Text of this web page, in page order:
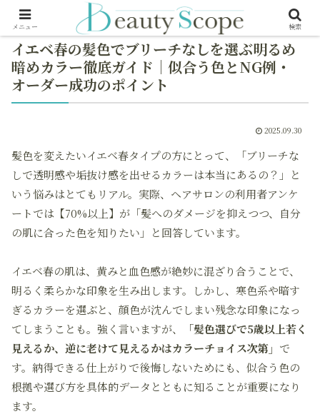
イエベ春の髪色でブリーチなしを選ぶ明るめ
暗めカラー徹底ガイド｜似合う色とNG例・
オーダー成功のポイント
2025.09.30
髪色を変えたいイエベ春タイプの方にとって、「ブリーチな
しで透明感や垢抜け感を出せるカラーは本当にあるの？」と
いう悩みはとてもリアル。実際、ヘアサロンの利用者アンケ
ートでは【70%以上】が「髪へのダメージを抑えつつ、自分
の肌に合った色を知りたい」と回答しています。
イエベ春の肌は、黄みと血色感が絶妙に混ざり合うことで、
明るく柔らかな印象を生み出します。しかし、寒色系や暗す
ぎるカラーを選ぶと、顔色が沈んでしまい残念な印象になっ
てしまうことも。強く言いますが、
「髪色選びで5歳以上若く
見えるか、逆に老けて見えるかはカラーチョイス次第」 で
す。納得できる仕上がりで後悔しないためにも、似合う色の
根拠や選び方を具体的データとともに知ることが重要になり
ます。
メニュー 検索